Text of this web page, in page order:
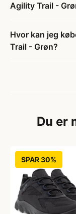
Agility Trail -
Hvor kan jeg
Trail - Grøn?
Du er
SPAR 30%